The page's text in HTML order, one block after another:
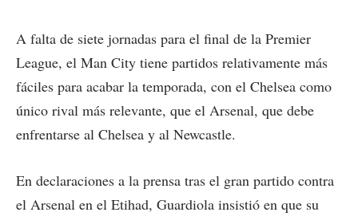
A falta de siete jornadas para el final de la Premier
League, el Man City tiene partidos relativamente más
fáciles para acabar la temporada, con el Chelsea como
único rival más relevante, que el Arsenal, que debe
enfrentarse al Chelsea y al Newcastle.
En declaraciones a la prensa tras el gran partido contra
el Arsenal en el Etihad, Guardiola insistió en que su